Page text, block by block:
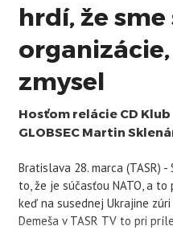
hrdí, že
zmysel
Hosťom relácie CD
GLOBSEC Martin
Bratislava 28. marca (TASR)
to, že je súčasťou NATO, a
keď na susednej Ukrajine
Demeša v TASR TV to pri